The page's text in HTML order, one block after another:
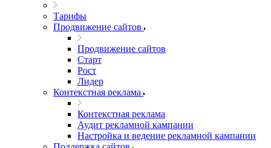
Тарифы
Продвижение сайтов
Продвижение сайтов
Старт
Рост
Лидер
Контекстная реклама
Контекстная реклама
Аудит рекламной кампании
Настройка и ведение рекламной кампании